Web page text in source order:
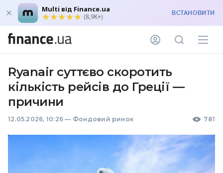
Multi від Finance.ua
(8,9K+) ВСТАНОВИТИ
Ryanair суттєво скоротить
кількість рейсів до Греції —
причини
12.05.2026, 10:26 — Фондовий ринок 781